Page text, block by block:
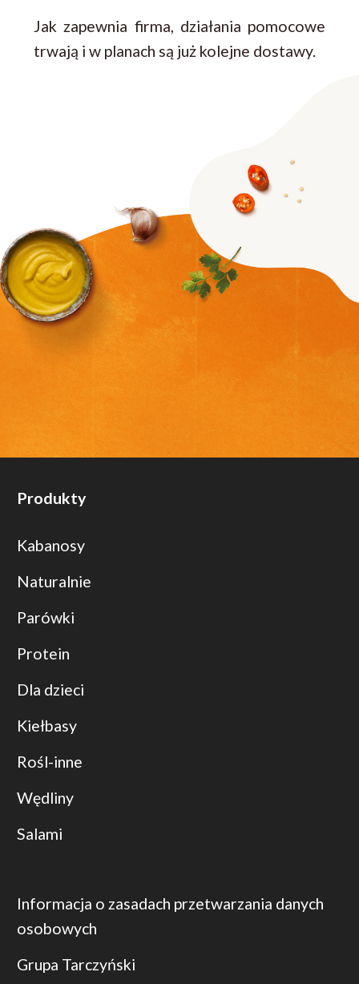
Jak zapewnia firma, działania pomocowe
trwają i w planach są już kolejne dostawy.
Produkty
Kabanosy
Naturalnie
Parówki
Protein
Dla dzieci
Kiełbasy
Rośl-inne
Wędliny
Salami
Informacja o zasadach przetwarzania danych
osobowych
Grupa Tarczyński